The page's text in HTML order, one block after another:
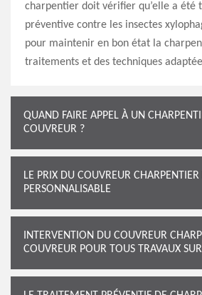
charpentier doit vérifier qu’elle a été
préventive contre les insectes
pour maintenir en bon état la
traitements et des techniques
QUAND FAIRE APPEL À UN
COUVREUR ?
LE PRIX DU COUVREUR CHARPENTIER
PERSONNALISABLE
INTERVENTION DU COUVREUR
COUVREUR POUR TOUS TRAVAUX